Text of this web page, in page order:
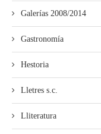
Galerías 2008/2014
Gastronomía
Hestoria
Lletres s.c.
Lliteratura